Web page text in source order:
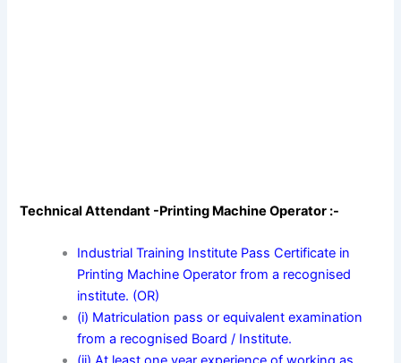
Technical Attendant -Printing Machine Operator :-
Industrial Training Institute Pass Certificate in
Printing Machine Operator from a recognised
institute. (OR)
(i) Matriculation pass or equivalent examination
from a recognised Board / Institute.